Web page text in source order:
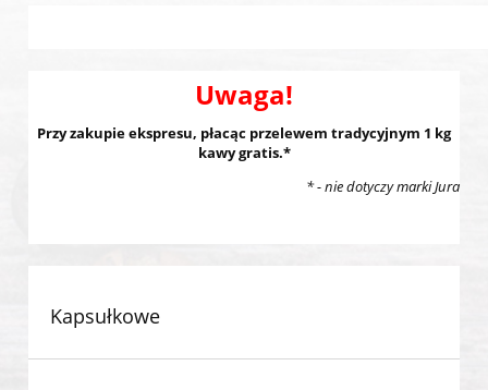
Uwaga!
Przy zakupie ekspresu, płacąc przelewem tradycyjnym 1 kg
kawy gratis.*
* - nie dotyczy marki Jura
Kapsułkowe